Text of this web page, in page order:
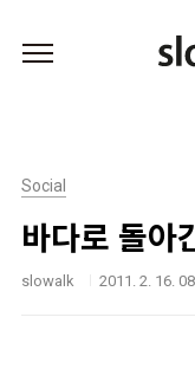
Social
바다로 돌아
slowalk 2011. 2. 16.